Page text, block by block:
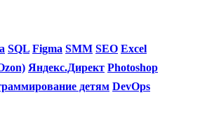
SQL Figma SMM SEO Excel
Яндекс.Директ Photoshop
детям DevOps